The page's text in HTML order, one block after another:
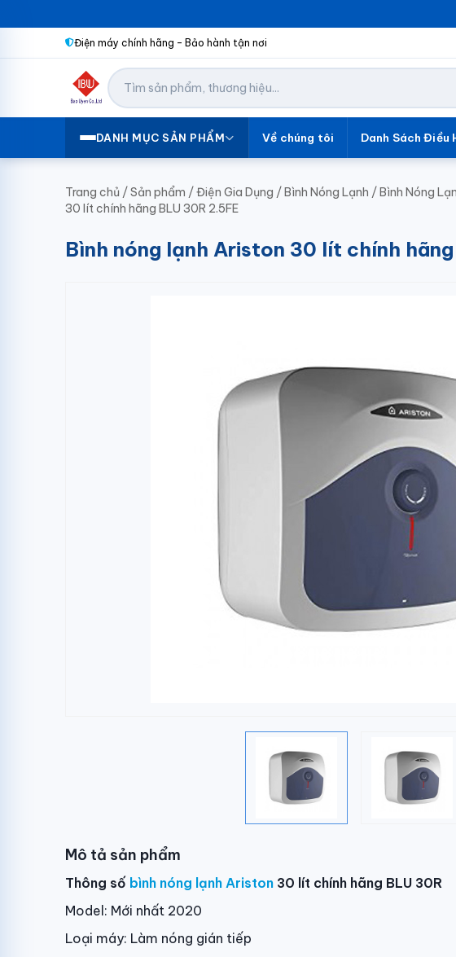
Điện máy chính hãng – Bảo hành tận nơi
DANH MỤC SẢN PHẨM Về chúng tôi Danh Sách Điều
Trang chủ /Sản phẩm /Điện Gia Dụng /Bình Nóng Lạnh /Bình Nóng
30 lít chính hãng BLU 30R 2.5FE
Bình nóng lạnh Ariston 30 lít chính
Mô tả sản phẩm
Thông số bình nóng lạnh Ariston 30 lít chính hãng BLU 30R
Model: Mới nhất 2020
Loại máy: Làm nóng gián tiếp